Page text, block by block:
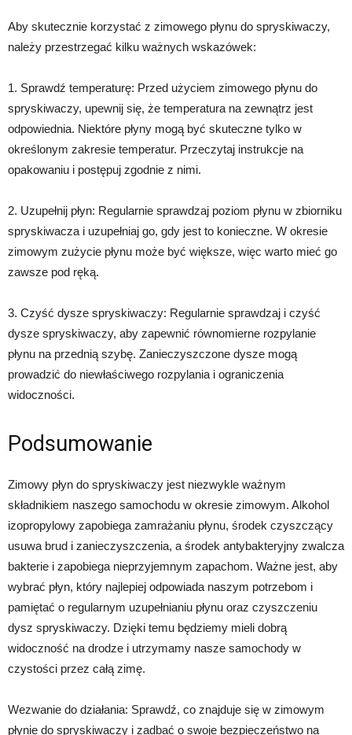
Aby skutecznie korzystać z zimowego płynu do spryskiwaczy,
należy przestrzegać kilku ważnych wskazówek:
1. Sprawdź temperaturę: Przed użyciem zimowego płynu do
spryskiwaczy, upewnij się, że temperatura na zewnątrz jest
odpowiednia. Niektóre płyny mogą być skuteczne tylko w
określonym zakresie temperatur. Przeczytaj instrukcje na
opakowaniu i postępuj zgodnie z nimi.
2. Uzupełnij płyn: Regularnie sprawdzaj poziom płynu w zbiorniku
spryskiwacza i uzupełniaj go, gdy jest to konieczne. W okresie
zimowym zużycie płynu może być większe, więc warto mieć go
zawsze pod ręką.
3. Czyść dysze spryskiwaczy: Regularnie sprawdzaj i czyść
dysze spryskiwaczy, aby zapewnić równomierne rozpylanie
płynu na przednią szybę. Zanieczyszczone dysze mogą
prowadzić do niewłaściwego rozpylania i ograniczenia
widoczności.
Podsumowanie
Zimowy płyn do spryskiwaczy jest niezwykle ważnym
składnikiem naszego samochodu w okresie zimowym. Alkohol
izopropylowy zapobiega zamrażaniu płynu, środek czyszczący
usuwa brud i zanieczyszczenia, a środek antybakteryjny zwalcza
bakterie i zapobiega nieprzyjemnym zapachom. Ważne jest, aby
wybrać płyn, który najlepiej odpowiada naszym potrzebom i
pamiętać o regularnym uzupełnianiu płynu oraz czyszczeniu
dysz spryskiwaczy. Dzięki temu będziemy mieli dobrą
widoczność na drodze i utrzymamy nasze samochody w
czystości przez całą zimę.
Wezwanie do działania: Sprawdź, co znajduje się w zimowym
płynie do spryskiwaczy i zadbać o swoje bezpieczeństwo na